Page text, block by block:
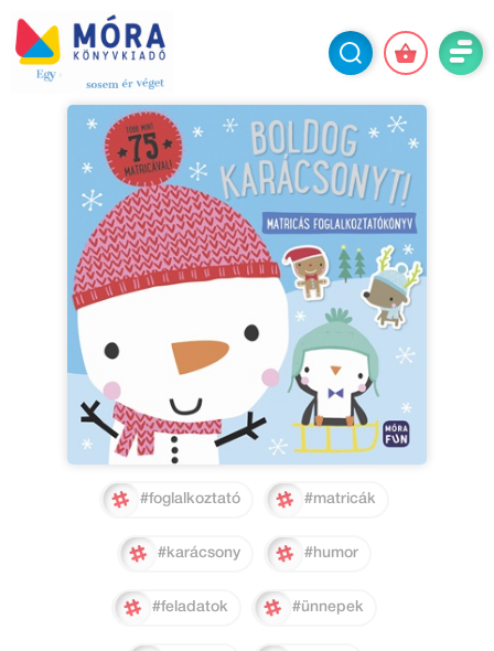
#foglalkoztató #matricák
#karácsony #humor
#feladatok #ünnepek